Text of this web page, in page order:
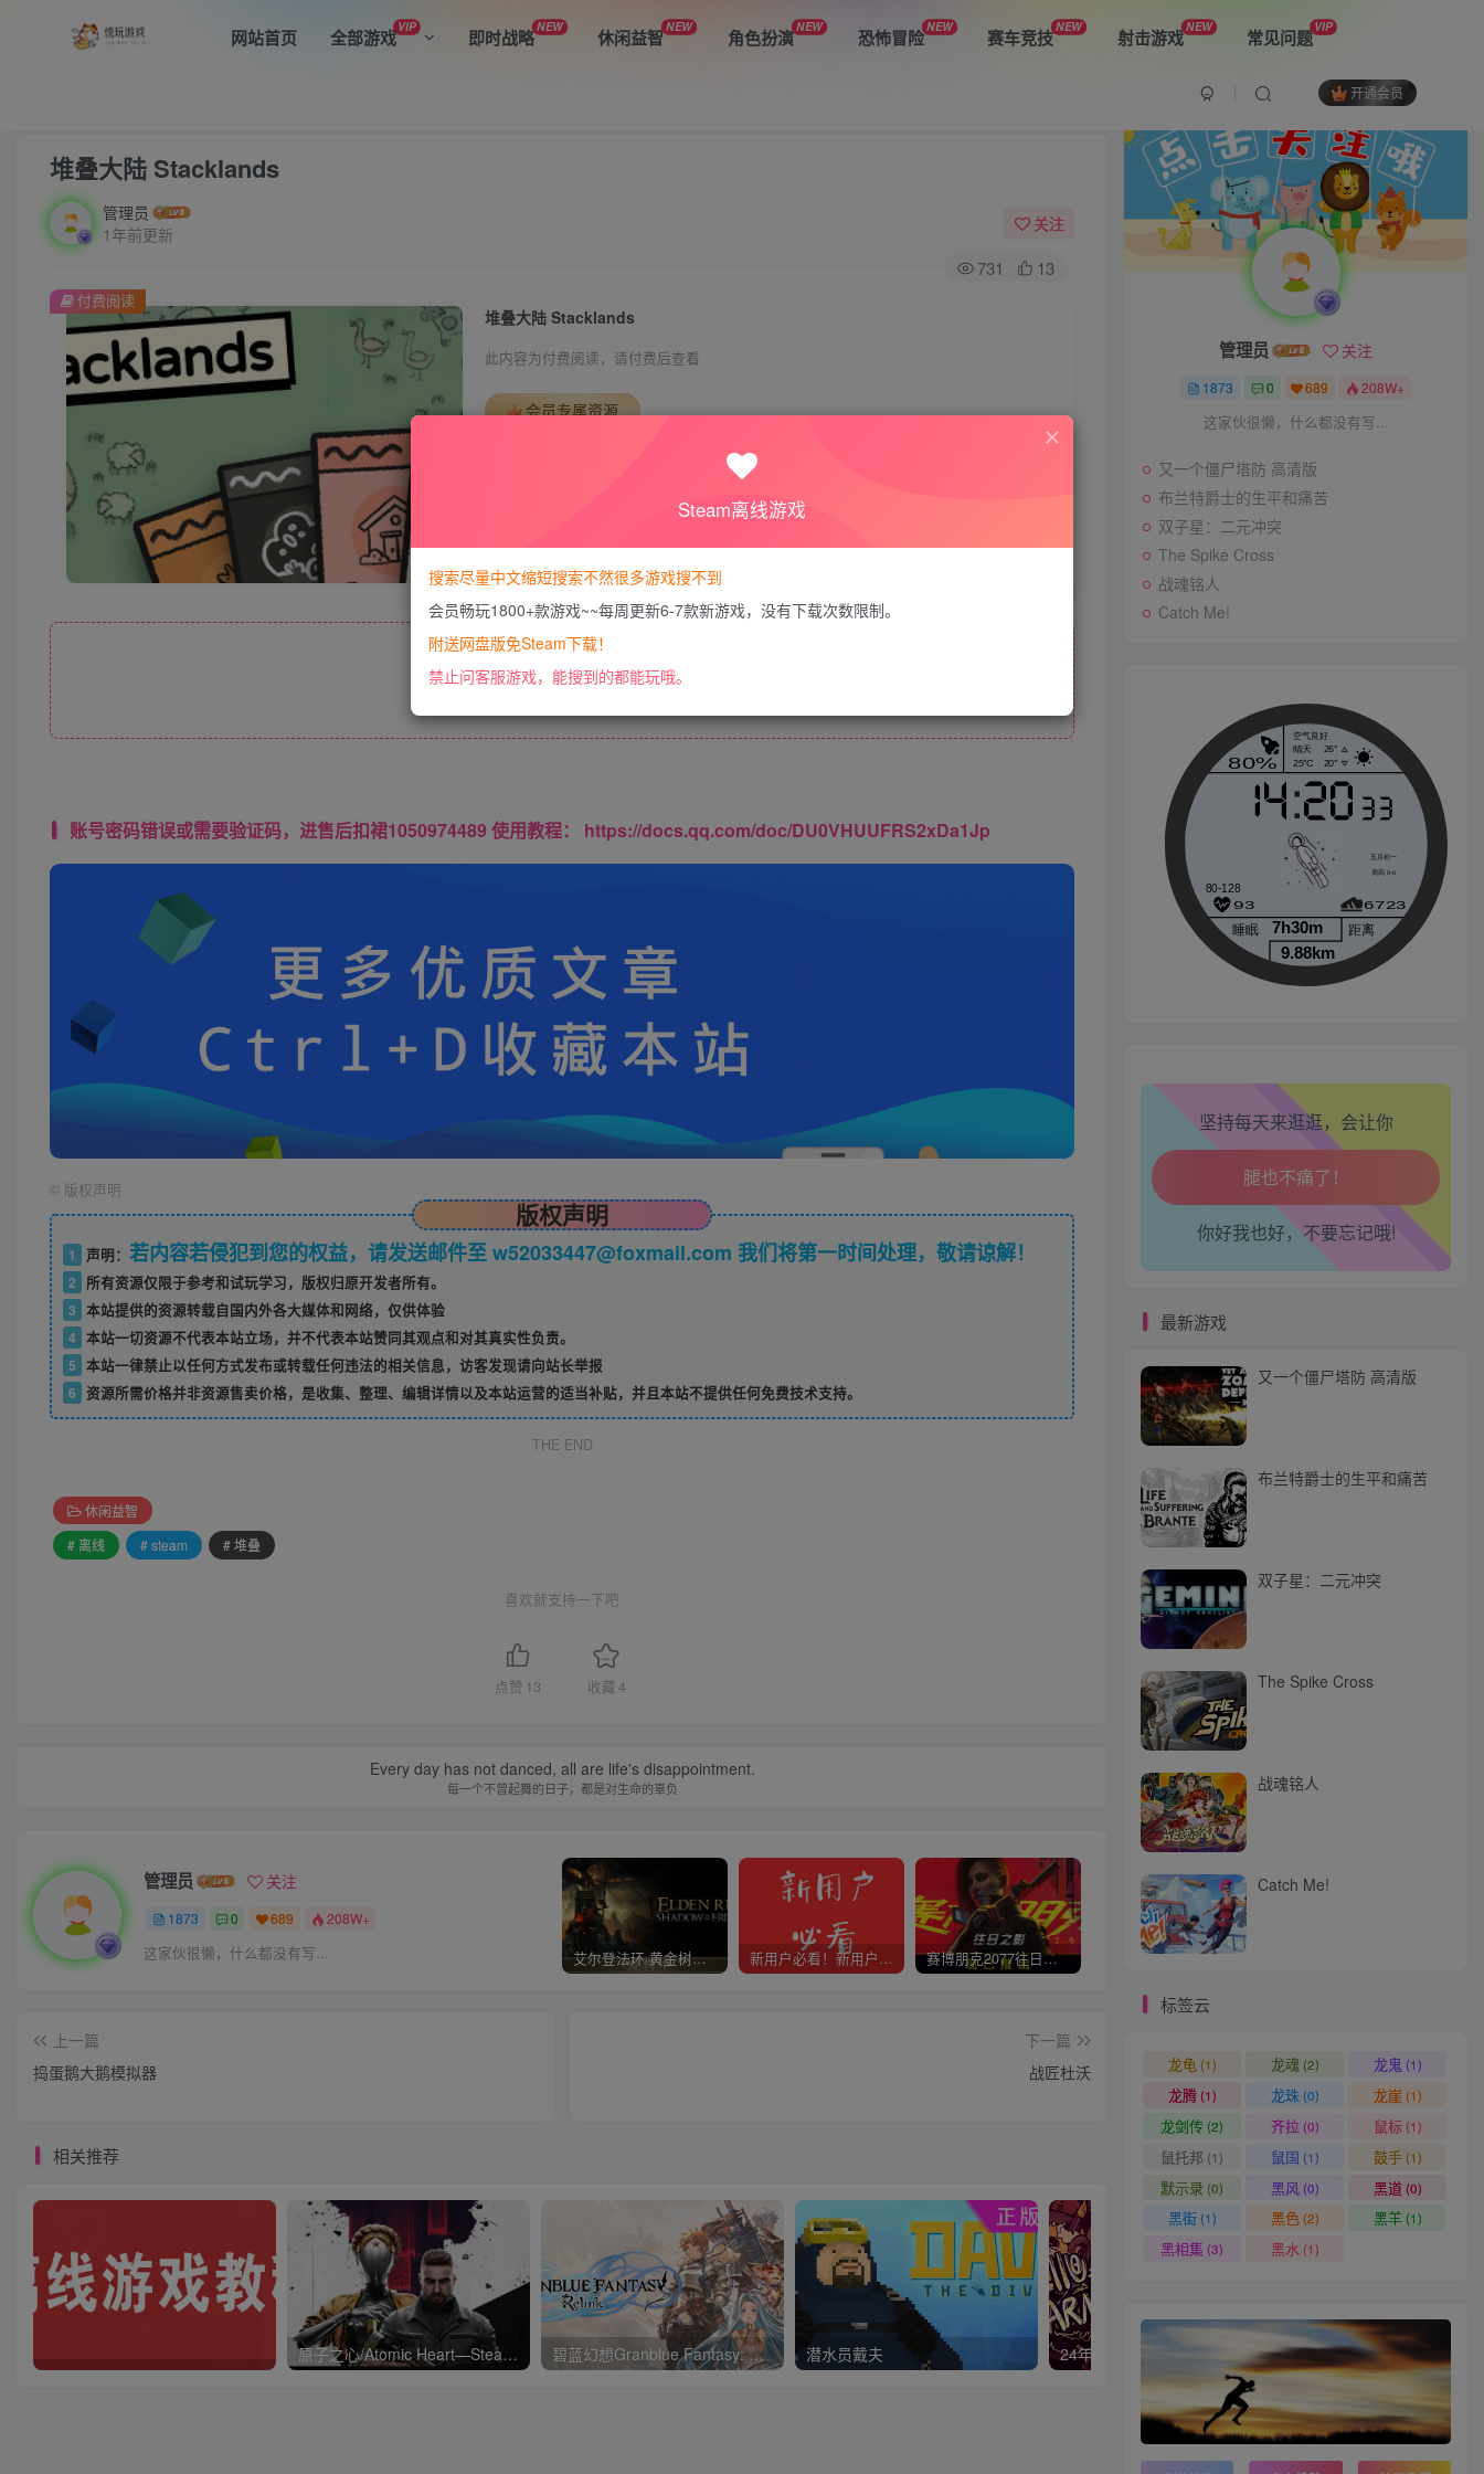
网站首页 全部游戏VIP 即时战略NEW 休闲益智NEW 角色扮演NEW 恐怖冒险NEW 赛车竞技NEW 射击游戏NEW 常见问题VIP
开通会员
堆叠大陆 Stacklands
管理员
1年前更新
关注
731 13
堆叠大陆 Stacklands
此内容为付费阅读，请付费后查看
会员专属资源
付费阅读
账号密码错误或需要验证码，进售后扣裙1050974489 使用教程： https://docs.qq.com/doc/DU0VHUUFRS2xDa1Jp
© 版权声明
版权声明
1 声明： 若内容若侵犯到您的权益，请发送邮件至 w52033447@foxmail.com 我们将第一时间处理，敬请谅解！
2
所有资源仅限于参考和试玩学习，版权归原开发者所有。
3 本站提供的资源转载自国内外各大媒体和网络，仅供体验
4 本站一切资源不代表本站立场，并不代表本站赞同其观点和对其真实性负责。
5 本站一律禁止以任何方式发布或转载任何违法的相关信息，访客发现请向站长举报
6
资源所需价格并非资源售卖价格，是收集、整理、编辑详情以及本站运营的适当补贴，并且本站不提供任何免费技术支持。
THE END
休闲益智
# 离线
# steam # 堆叠
喜欢就支持一下吧
点赞 13 收藏4
Every day has not danced, all are life's disappointment.
每一个不曾起舞的日子，都是对生命的辜负
管理员 关注
1873 0 689 208W+
这家伙很懒，什么都没有写... 艾尔登法环 黄金树幽影 新用户必看！新用户必看！新用户必看！！！ 赛博朋克2077往日之影 使命召唤/COD 不要问，问就回答没有
上一篇
捣蛋鹅大鹅模拟器
下一篇
战匠杜沃
相关推荐
原子之心/Atomic Heart—Steam离线 平台问就是没有 D加密 碧蓝幻想Granblue Fantasy: Relink 潜水员戴夫 24年上半年小游戏合集 鬼谷
又一个僵尸塔防 高清版
布兰特爵士的生平和痛苦
The Spike Cross
管理员 关注
1873 0 689 208W+
这家伙很懒，什么都没有写...
又一个僵尸塔防 高清版
布兰特爵士的生平和痛苦
双子星：二元冲突
The Spike Cross
战魂铭人
Catch Me!
坚持每天来逛逛，会让你
走路也有劲了！
腿也不痛了！
腰也不酸了！
你好我也好，不要忘记哦!
最新游戏
又一个僵尸塔防 高清版
布兰特爵士的生平和痛苦
双子星：二元冲突
The Spike Cross
战魂铭人
Catch Me!
标签云
龙龟 (1) 龙魂 (2) 龙鬼 (1)
龙腾(1) 龙珠(0) 龙崖 (1)
龙剑传(2) 齐拉(0) 鼠标(1)
鼠托邦 (1) 鼠国 (1) 鼓手(1)
默示录 (0) 黑风 (0) 黑道(0)
黑街(1) 黑色(2) 黑羊(1)
黑相集(3) 黑水(1)
Steam离线游戏
搜索尽量中文缩短搜索不然很多游戏搜不到
会员畅玩1800+款游戏~~每周更新6-7款新游戏，没有下载次数限制。
附送网盘版免Steam下载！
禁止问客服游戏，能搜到的都能玩哦。